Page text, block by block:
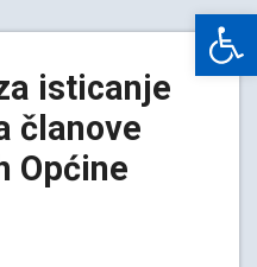
isticanje
članove
Općine